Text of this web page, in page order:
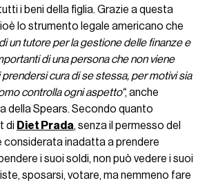
i beni della figlia. Grazie a questa
lo strumento legale americano che
un tutore per la gestione delle finanze e
di una persona che non viene
cura di se stessa, per motivi sia
controlla ogni aspetto", anche
della Spears. Secondo quanto
di Diet Prada, senza il permesso del
considerata inadatta a prendere
i suoi soldi, non può vedere i suoi
sposarsi, votare, ma nemmeno fare